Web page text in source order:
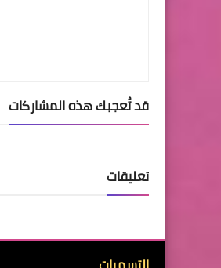
قد تُعجبك هذه المشاركات
تعليقات